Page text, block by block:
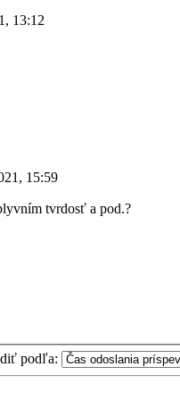
13:12
15:59
tvrdosť a pod.?
podľa: